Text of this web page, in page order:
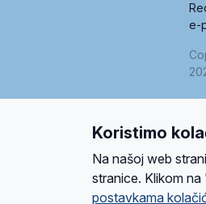
e-
Ova stranica je
Koristimo
Na našoj web
stranice. Klikom
postavkama